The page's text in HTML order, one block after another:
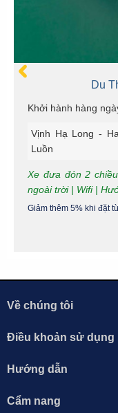
Du
Khởi hành hàng
Vịnh Hạ Long -
Luồn
Xe đưa đón 2
ngoài trời | Wifi |
Giảm thêm 5% khi đặt
Về chúng tôi
Điều khoản sử dụng
Hướng dẫn
Cẩm nang